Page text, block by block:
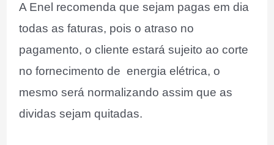
A Enel recomenda que sejam pagas em dia
todas as faturas, pois o atraso no
pagamento, o cliente estará sujeito ao corte
no fornecimento de energia elétrica, o
mesmo será normalizando assim que as
dividas sejam quitadas.